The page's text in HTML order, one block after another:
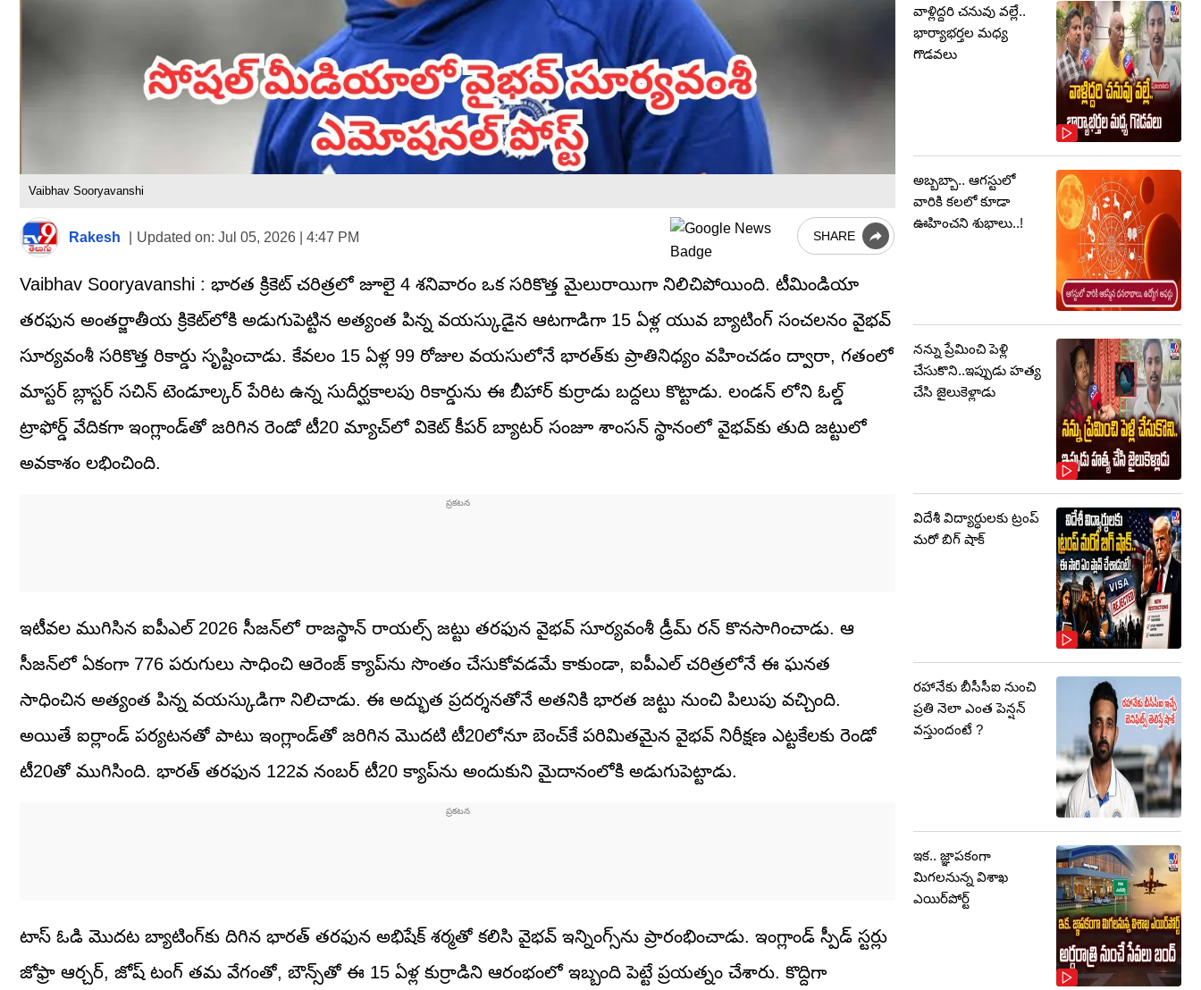
Vaibhav Sooryavanshi
Rakesh Updated on: Jul 05, 2026 | 4:47 PM SHARE
Vaibhav Sooryavanshi : భారత క్రికెట్ చరిత్రలో జూలై 4 శనివారం ఒక సరికొత్త మైలురాయిగా నిలిచిపోయింది. టీమిండియా
తరఫున అంతర్జాతీయ క్రికెట్‌లోకి అడుగుపెట్టిన అత్యంత పిన్న వయస్కుడైన ఆటగాడిగా 15 ఏళ్ల యువ బ్యాటింగ్ సంచలనం వైభవ్
సూర్యవంశీ సరికొత్త రికార్డు సృష్టించాడు. కేవలం 15 ఏళ్ల 99 రోజుల వయసులోనే భారత్‌కు ప్రాతినిధ్యం వహించడం ద్వారా, గతంలో
మాస్టర్ బ్లాస్టర్ సచిన్ టెండూల్కర్ పేరిట ఉన్న సుదీర్ఘకాలపు రికార్డును ఈ బీహార్ కుర్రాడు బద్దలు కొట్టాడు. లండన్ లోని ఓల్డ్
ట్రాఫోర్డ్ వేదికగా ఇంగ్లాండ్‌తో జరిగిన రెండో టీ20 మ్యాచ్‌లో వికెట్ కీపర్ బ్యాటర్ సంజూ శాంసన్ స్థానంలో వైభవ్‌కు తుది జట్టులో
అవకాశం లభించింది.
ఇటీవల ముగిసిన ఐపీఎల్ 2026 సీజన్‌లో రాజస్థాన్ రాయల్స్ జట్టు తరఫున వైభవ్ సూర్యవంశీ డ్రీమ్ రన్ కొనసాగించాడు. ఆ
సీజన్‌లో ఏకంగా 776 పరుగులు సాధించి ఆరెంజ్ క్యాప్‌ను సొంతం చేసుకోవడమే కాకుండా, ఐపీఎల్ చరిత్రలోనే ఈ ఘనత
సాధించిన అత్యంత పిన్న వయస్కుడిగా నిలిచాడు. ఈ అద్భుత ప్రదర్శనతోనే అతనికి భారత జట్టు నుంచి పిలుపు వచ్చింది.
అయితే ఐర్లాండ్ పర్యటనతో పాటు ఇంగ్లాండ్‌తో జరిగిన మొదటి టీ20లోనూ బెంచ్‌కే పరిమితమైన వైభవ్‌ నిరీక్షణ ఎట్టకేలకు రెండో
టీ20తో ముగిసింది. భారత్ తరఫున 122వ నంబర్ టీ20 క్యాప్‌ను అందుకుని మైదానంలోకి అడుగుపెట్టాడు.
టాస్ ఓడి మొదట బ్యాటింగ్‌కు దిగిన భారత్ తరఫున అభిషేక్ శర్మతో కలిసి వైభవ్ ఇన్నింగ్స్‌ను ప్రారంభించాడు. ఇంగ్లాండ్ స్పీడ్ స్టర్లు
జోఫ్రా ఆర్చర్, జోష్ టంగ్ తమ వేగంతో, బౌన్స్‌తో ఈ 15 ఏళ్ల కుర్రాడిని ఆరంభంలో ఇబ్బంది పెట్టే ప్రయత్నం చేశారు. కొద్దిగా
వాళ్లిద్దరి చనువు వల్లే..
భార్యాభర్తల మధ్య
గొడవలు
అబ్బబ్బా.. ఆగస్టులో
వారికి కలలో కూడా
ఊహించని శుభాలు..!
నన్ను ప్రేమించి పెళ్లి
చేసుకొని..ఇప్పుడు హత్య
చేసి జైలుకెళ్లాడు
విదేశీ విద్యార్ధులకు ట్రంప్‌
మరో బిగ్‌ షాక్‌
రహానేకు బీసీసీఐ నుంచి
ప్రతి నెలా ఎంత పెన్షన్
వస్తుందంటే ?
ఇక.. జ్ఞాపకంగా
మిగలనున్న విశాఖ
ఎయిర్‌పోర్ట్